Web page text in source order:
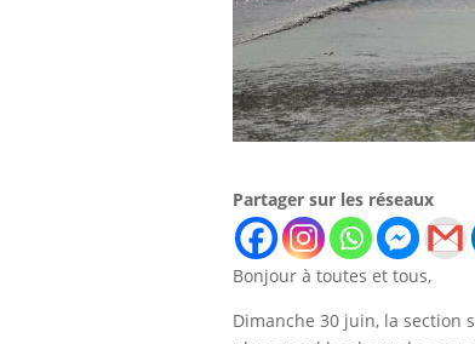
Partager sur les réseaux
Bonjour à toutes et tous,
Dimanche 30 juin, la section